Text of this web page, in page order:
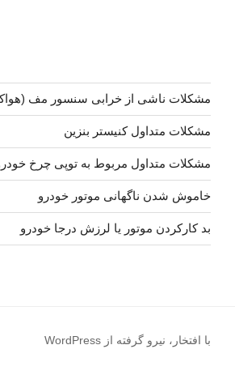
مشکلات ناشی از خرابی سنسور مف
مشکلات متداول کنیستر بنزین
مشکلات متداول مربوط به توپی چرخ
خاموش شدن ناگهانی موتور خودرو
بد کارکردن موتور یا لرزش درجا خودرو
با افتخار، نیرو گرفته از WordPress